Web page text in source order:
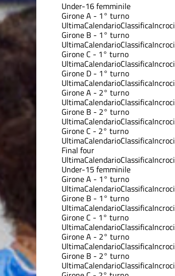
Under-16 femminile
Girone A - 1° turno
UltimaCalendarioClassificaIncroci
Girone B - 1° turno
UltimaCalendarioClassificaIncroci
Girone C - 1° turno
UltimaCalendarioClassificaIncroci
Girone D - 1° turno
UltimaCalendarioClassificaIncroci
Girone A - 2° turno
UltimaCalendarioClassificaIncroci
Girone B - 2° turno
UltimaCalendarioClassificaIncroci
Girone C - 2° turno
UltimaCalendarioClassificaIncroci
Final four
UltimaCalendarioClassificaIncroci
Under-15 femminile
Girone A - 1° turno
UltimaCalendarioClassificaIncroci
Girone B - 1° turno
UltimaCalendarioClassificaIncroci
Girone C - 1° turno
UltimaCalendarioClassificaIncroci
Girone A - 2° turno
UltimaCalendarioClassificaIncroci
Girone B - 2° turno
UltimaCalendarioClassificaIncroci